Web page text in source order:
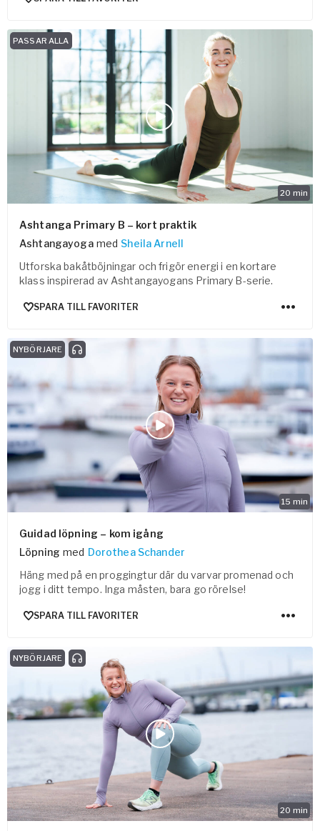
20 min
PASSAR ALLA
Ashtanga Primary B – kort praktik
Ashtangayoga med Sheila Arnell
Utforska bakåtböjningar och frigör energi i en kortare
klass inspirerad av Ashtangayogans Primary B-serie.
SPARA TILL FAVORITER
15 min
NYBÖRJARE
Guidad löpning – kom igång
Löpning med Dorothea Schander
Häng med på en proggingtur där du varvar promenad och
jogg i ditt tempo. Inga måsten, bara go rörelse!
SPARA TILL FAVORITER
20 min
NYBÖRJARE